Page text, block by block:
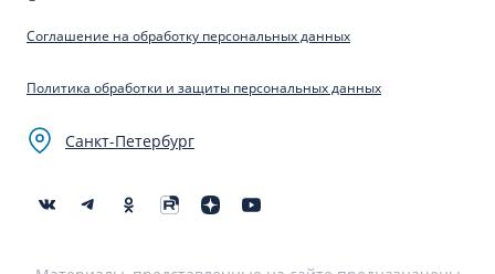
Соглашение на обработку персональных данных
Политика обработки и защиты персональных данных
Санкт-Петербург